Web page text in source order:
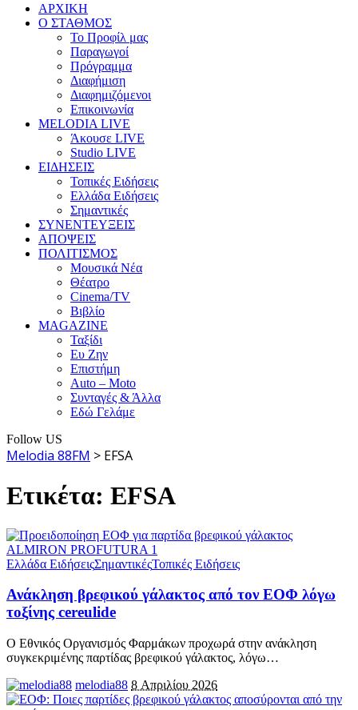
ΑΡΧΙΚΗ
Ο ΣΤΑΘΜΟΣ
Το Προφίλ μας
Παραγωγοί
Πρόγραμμα
Διαφήμιση
Διαφημιζόμενοι
Επικοινωνία
MELODIA LIVE
Άκουσε LIVE
Studio LIVE
ΕΙΔΗΣΕΙΣ
Τοπικές Ειδήσεις
Ελλάδα Ειδήσεις
Σημαντικές
ΣΥΝΕΝΤΕΥΞΕΙΣ
ΑΠΟΨΕΙΣ
ΠΟΛΙΤΙΣΜΟΣ
Μουσικά Νέα
Θέατρο
Cinema/TV
Βιβλίο
MAGAZINE
Ταξίδι
Ευ Ζην
Επιστήμη
Auto – Moto
Συνταγές & Άλλα
Εδώ Γελάμε
Follow US
Melodia 88FM > EFSA
Ετικέτα: EFSA
Ελλάδα ΕιδήσειςΣημαντικέςΤοπικές Ειδήσεις
Ανάκληση βρεφικού γάλακτος από τον ΕΟΦ λόγω
τοξίνης cereulide
Ο Εθνικός Οργανισμός Φαρμάκων προχωρά στην ανάκληση
συγκεκριμένης παρτίδας βρεφικού γάλακτος, λόγω…
melodia88 8 Απριλίου 2026